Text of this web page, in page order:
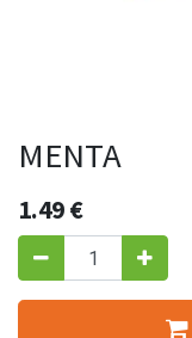
MENTA
1.49€